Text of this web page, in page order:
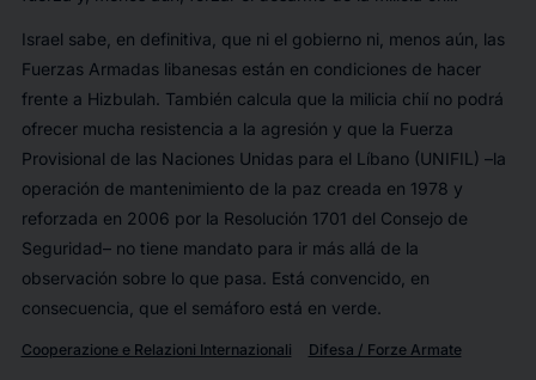
Israel sabe, en definitiva, que ni el gobierno ni, menos aún, las
Fuerzas Armadas libanesas están en condiciones de hacer
frente a Hizbulah. También calcula que la milicia chií no podrá
ofrecer mucha resistencia a la agresión y que la Fuerza
Provisional de las Naciones Unidas para el Líbano (UNIFIL) –la
operación de mantenimiento de la paz creada en 1978 y
reforzada en 2006 por la Resolución 1701 del Consejo de
Seguridad– no tiene mandato para ir más allá de la
observación sobre lo que pasa. Está convencido, en
consecuencia, que el semáforo está en verde.
Cooperazione e Relazioni Internazionali Difesa / Forze Armate